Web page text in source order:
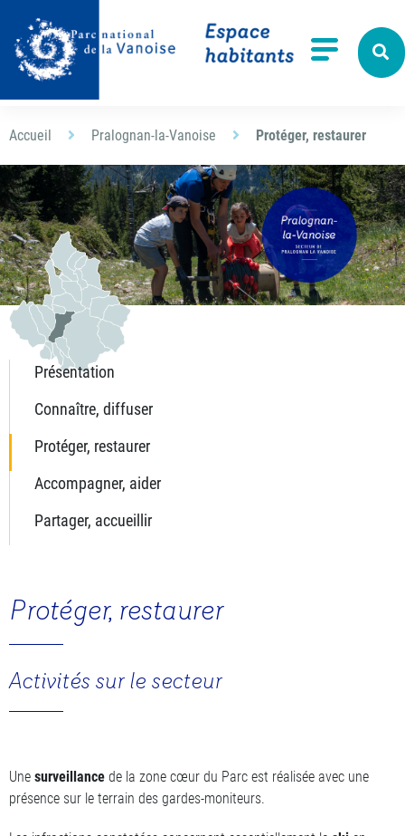
Aller à la recherche
Accueil Pralognan-la-Vanoise Protéger, restaurer
Présentation
Connaître, diffuser
Protéger, restaurer
Accompagner, aider
Partager, accueillir
Protéger, restaurer
Activités sur le secteur
Une surveillance de la zone cœur du Parc est réalisée avec une
présence sur le terrain des gardes-moniteurs.